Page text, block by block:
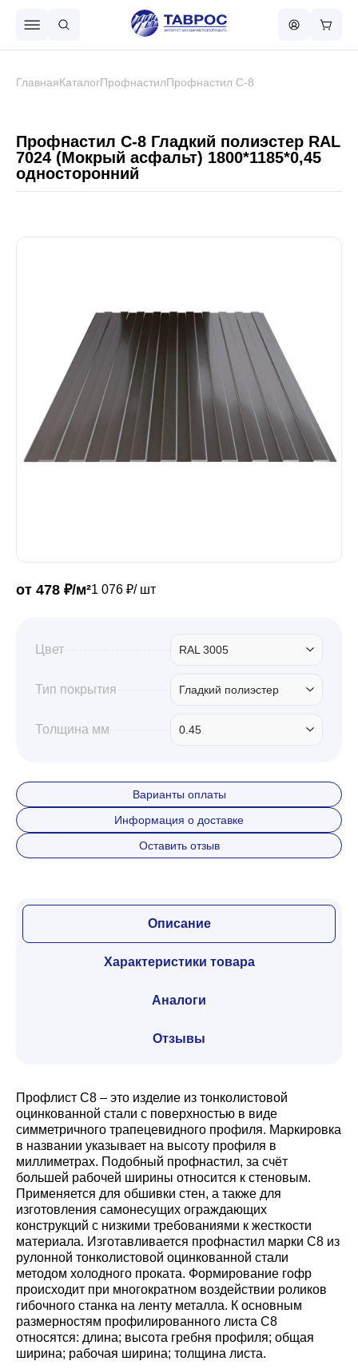
Металлочерепица
Сваи винтовые
Забор
Кровля
Профили для гипсокартона
ГлавнаяКаталогПрофнастилПрофнастил С-8
Профнастил С-8 Гладкий полиэстер RAL
7024 (Мокрый асфальт) 1800*1185*0,45
односторонний
от 478 ₽/м²1 076 ₽/ шт
Цвет RAL 3005
Тип покрытия Гладкий полиэстер
Толщина мм 0.45
Варианты оплаты
Информация о доставке
Оставить отзыв
Описание
Характеристики товара
Аналоги
Отзывы
Профлист С8 – это изделие из тонколистовой
оцинкованной стали с поверхностью в виде
симметричного трапецевидного профиля. Маркировка
в названии указывает на высоту профиля в
миллиметрах. Подобный профнастил, за счёт
большей рабочей ширины относится к стеновым.
Применяется для обшивки стен, а также для
изготовления самонесущих ограждающих
конструкций с низкими требованиями к жесткости
материала. Изготавливается профнастил марки С8 из
рулонной тонколистовой оцинкованной стали
методом холодного проката. Формирование гофр
происходит при многократном воздействии роликов
гибочного станка на ленту металла. К основным
размерностям профилированного листа С8
относятся: длина; высота гребня профиля; общая
ширина; рабочая ширина; толщина листа.